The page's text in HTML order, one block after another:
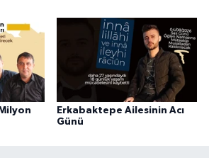
Erkabaktepe Ailesinin Acı
Günü